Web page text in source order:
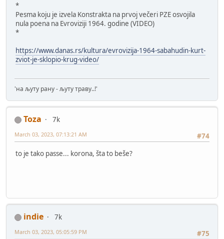
*
Pesma koju je izvela Konstrakta na prvoj večeri PZE osvojila
nula poena na Evroviziji 1964. godine (VIDEO)
*
https://www.danas.rs/kultura/evrovizija-1964-sabahudin-kurt-
zviot-je-sklopio-krug-video/
'на љуту рану - љуту траву..!'
Toza
7k
#74
March 03, 2023, 07:13:21 AM
to je tako passe... korona, šta to beše?
indie
7k
#75
March 03, 2023, 05:05:59 PM